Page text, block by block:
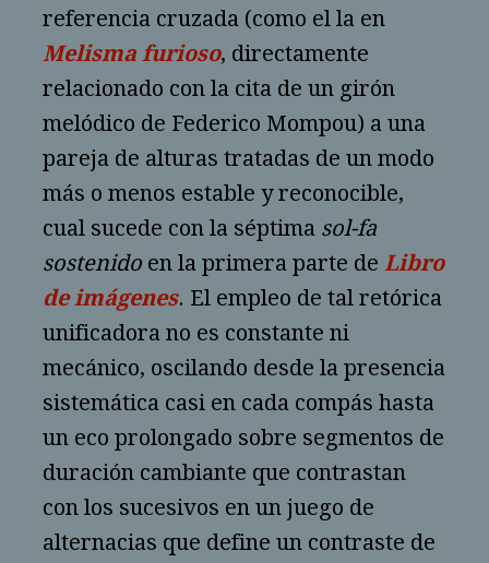
referencia cruzada (como el la en
Melisma furioso, directamente
relacionado con la cita de un girón
melódico de Federico Mompou) a una
pareja de alturas tratadas de un modo
más o menos estable y reconocible,
cual sucede con la séptima sol-fa
sostenido en la primera parte de Libro
de imágenes. El empleo de tal retórica
unificadora no es constante ni
mecánico, oscilando desde la presencia
sistemática casi en cada compás hasta
un eco prolongado sobre segmentos de
duración cambiante que contrastan
con los sucesivos en un juego de
alternacias que define un contraste de